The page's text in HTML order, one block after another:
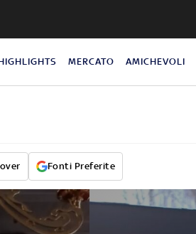
MERCATO AMICHEVOLI
Fonti Preferite